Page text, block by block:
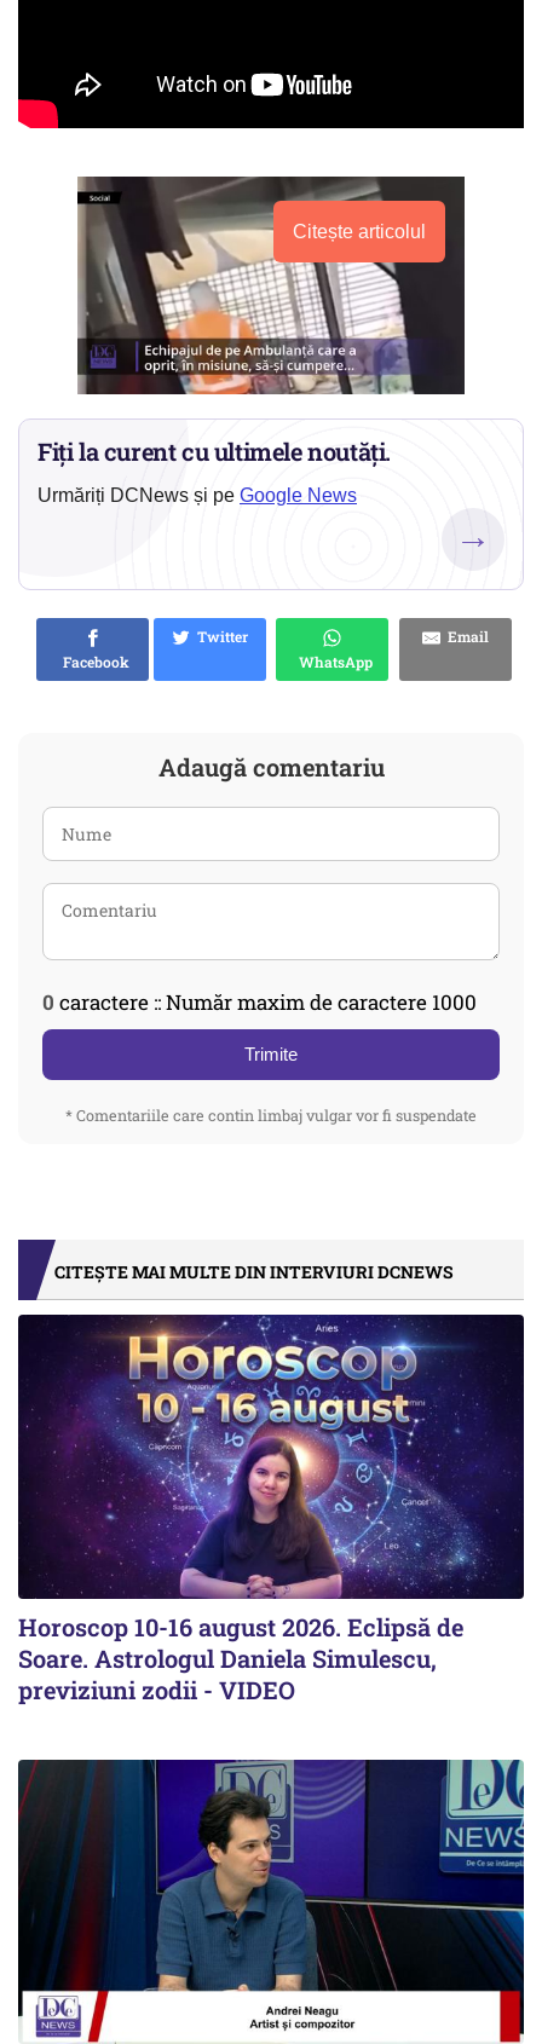
Citește articolul
Fiți la curent cu ultimele noutăți.
Urmăriți DCNews și pe Google News
→
Facebook
Twitter
WhatsApp
Email
Adaugă comentariu
0 caractere :: Număr maxim de caractere 1000
Trimite
* Comentariile care contin limbaj vulgar vor fi suspendate
CITEȘTE MAI MULTE DIN INTERVIURI DCNEWS
Horoscop 10-16 august 2026. Eclipsă de
Soare. Astrologul Daniela Simulescu,
previziuni zodii - VIDEO